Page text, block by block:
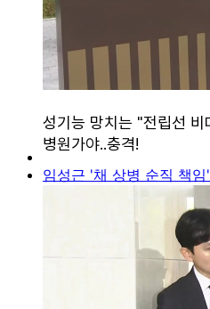
임성근 '채 상병 순직 책